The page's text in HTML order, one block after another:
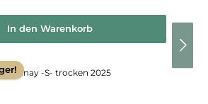
In den Warenkorb